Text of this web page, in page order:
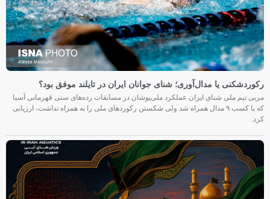
رکوردشکنی یا مدال‌آوری؛ شنای جوانان ایران در تایلند موفق بود؟
مربی تیم ملی شنای ایران عملکرد ملی‌پوشان در مسابقات رده‌های سنی قهرمانی آسیا
که با کسب ۹ مدال همراه شد ولی شکستن رکوردهای ملی را به همراه نداشت، ارزیابی
کرد.